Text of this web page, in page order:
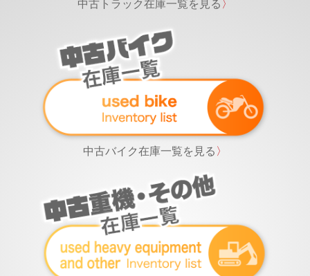
中古トラック在庫一覧を見る 〉
中古バイク在庫一覧を見る 〉